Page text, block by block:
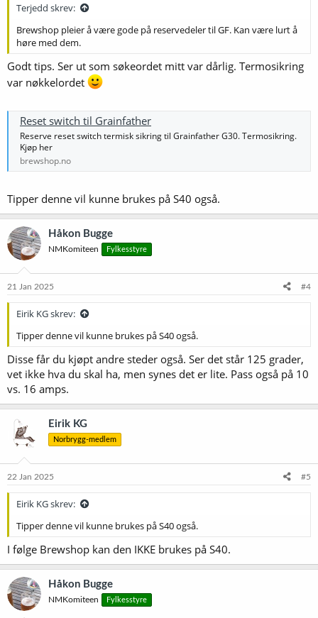
Terjedd skrev:
Brewshop pleier å være gode på reservedeler til GF. Kan være lurt å
høre med dem.
Godt tips. Ser ut som søkeordet mitt var dårlig. Termosikring
var nøkkelordet
Reset switch til Grainfather
Reserve reset switch termisk sikring til Grainfather G30. Termosikring.
Kjøp her
brewshop.no
Tipper denne vil kunne brukes på S40 også.
Håkon Bugge
NMKomiteen Fylkesstyre
21 Jan 2025 #4
Eirik KG skrev:
Tipper denne vil kunne brukes på S40 også.
Disse får du kjøpt andre steder også. Ser det står 125 grader,
vet ikke hva du skal ha, men synes det er lite. Pass også på 10
vs. 16 amps.
Eirik KG
Norbrygg-medlem
22 Jan 2025 #5
Eirik KG skrev:
Tipper denne vil kunne brukes på S40 også.
I følge Brewshop kan den IKKE brukes på S40.
Håkon Bugge
NMKomiteen Fylkesstyre